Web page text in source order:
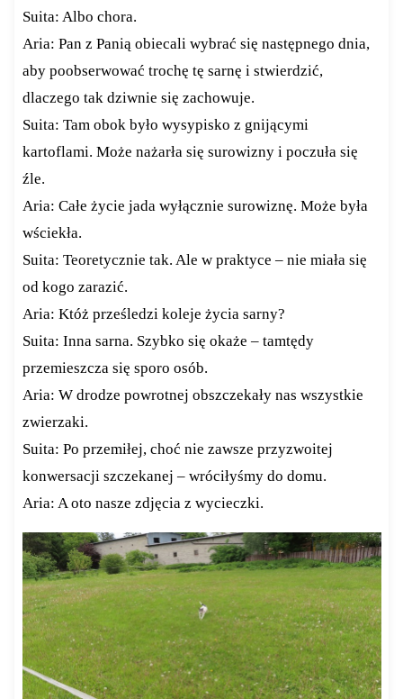
Suita: Albo chora.
Aria: Pan z Panią obiecali wybrać się następnego dnia,
aby poobserwować trochę tę sarnę i stwierdzić,
dlaczego tak dziwnie się zachowuje.
Suita: Tam obok było wysypisko z gnijącymi
kartoflami. Może nażarła się surowizny i poczuła się
źle.
Aria: Całe życie jada wyłącznie surowiznę. Może była
wściekła.
Suita: Teoretycznie tak. Ale w praktyce – nie miała się
od kogo zarazić.
Aria: Któż prześledzi koleje życia sarny?
Suita: Inna sarna. Szybko się okaże – tamtędy
przemieszcza się sporo osób.
Aria: W drodze powrotnej obszczekały nas wszystkie
zwierzaki.
Suita: Po przemiłej, choć nie zawsze przyzwoitej
konwersacji szczekanej – wróciłyśmy do domu.
Aria: A oto nasze zdjęcia z wycieczki.